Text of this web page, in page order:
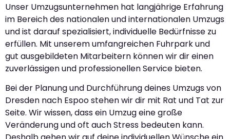
Unser Umzugsunternehmen hat langjährige Erfahrung
im Bereich des nationalen und internationalen Umzugs
und ist darauf spezialisiert, individuelle Bedürfnisse zu
erfüllen. Mit unserem umfangreichen Fuhrpark und
gut ausgebildeten Mitarbeitern können wir dir einen
zuverlässigen und professionellen Service bieten.
Bei der Planung und Durchführung deines Umzugs von
Dresden nach Espoo stehen wir dir mit Rat und Tat zur
Seite. Wir wissen, dass ein Umzug eine große
Veränderung und oft auch Stress bedeuten kann.